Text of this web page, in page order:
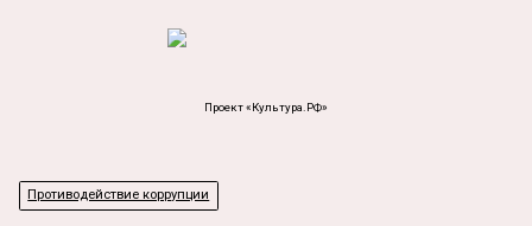
Проект «Культура.РФ»
Противодействие коррупции